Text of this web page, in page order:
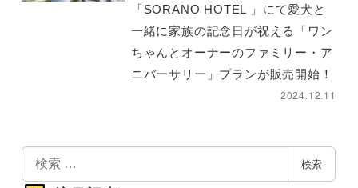
「SORANO HOTEL 」にて愛犬と
一緒に家族の記念日が祝える「ワン
ちゃんとオーナーのファミリー・ア
ニバーサリー」プランが販売開始！
2024.12.11
索
検索